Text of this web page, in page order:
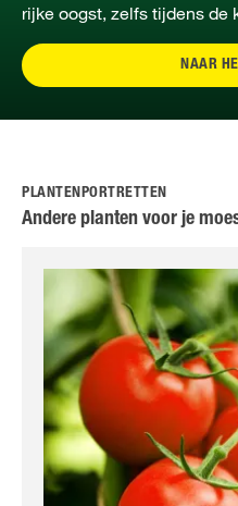
rijke oogst, zelfs tijdens de
NAAR
PLANTENPORTRETTEN
Andere planten voor je